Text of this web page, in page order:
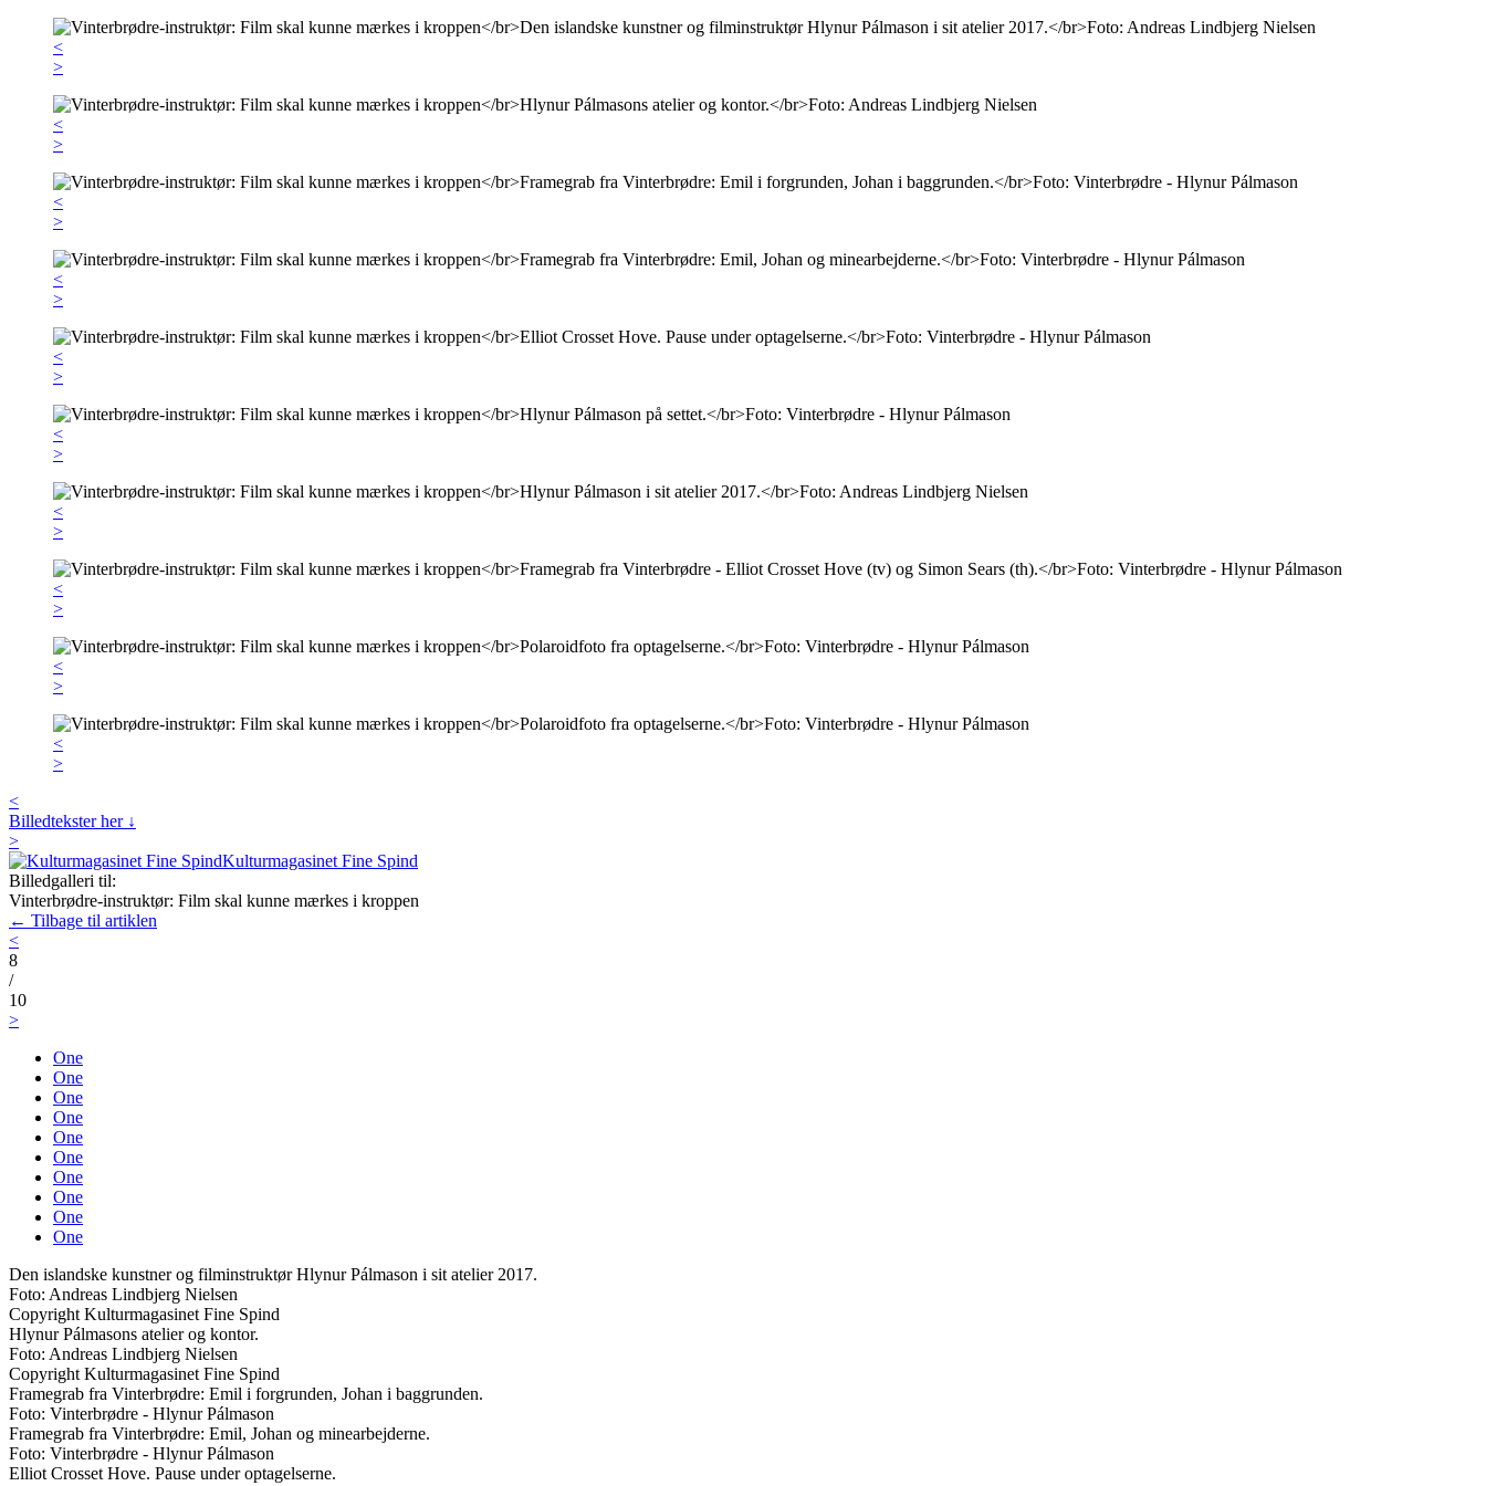
<
>
<
>
<
>
<
>
<
>
<
>
<
>
<
>
<
>
<
>
<
Billedtekster her ↓
>
Kulturmagasinet Fine Spind
Billedgalleri til:
Vinterbrødre-instruktør: Film skal kunne mærkes i kroppen
← Tilbage til artiklen
<
8
/
10
>
One
One
One
One
One
One
One
One
One
One
Den islandske kunstner og filminstruktør Hlynur Pálmason i sit atelier 2017.
Foto: Andreas Lindbjerg Nielsen
Copyright Kulturmagasinet Fine Spind
Hlynur Pálmasons atelier og kontor.
Foto: Andreas Lindbjerg Nielsen
Copyright Kulturmagasinet Fine Spind
Framegrab fra Vinterbrødre: Emil i forgrunden, Johan i baggrunden.
Foto: Vinterbrødre - Hlynur Pálmason
Framegrab fra Vinterbrødre: Emil, Johan og minearbejderne.
Foto: Vinterbrødre - Hlynur Pálmason
Elliot Crosset Hove. Pause under optagelserne.